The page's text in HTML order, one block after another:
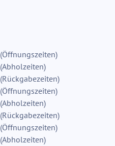
(Öffnungszeiten)
(Abholzeiten)
(Rückgabezeiten)
(Öffnungszeiten)
(Abholzeiten)
(Rückgabezeiten)
(Öffnungszeiten)
(Abholzeiten)